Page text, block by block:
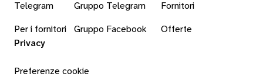
Telegram
Per i fornitori
Gruppo Telegram
Gruppo Facebook
Fornitori
Offerte
Privacy
Preferenze cookie